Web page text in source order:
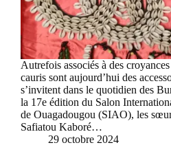
Autrefois associés à des
cauris sont aujourd’hui des
s’invitent dans le quotidien des
la 17e édition du Salon
de Ouagadougou (SIAO), les
Safiatou Kaboré…
29 octobre 2024